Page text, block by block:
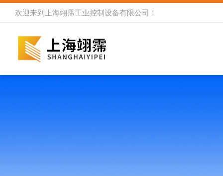
欢迎来到 上海翊霈工业控制设备有限公司 ！